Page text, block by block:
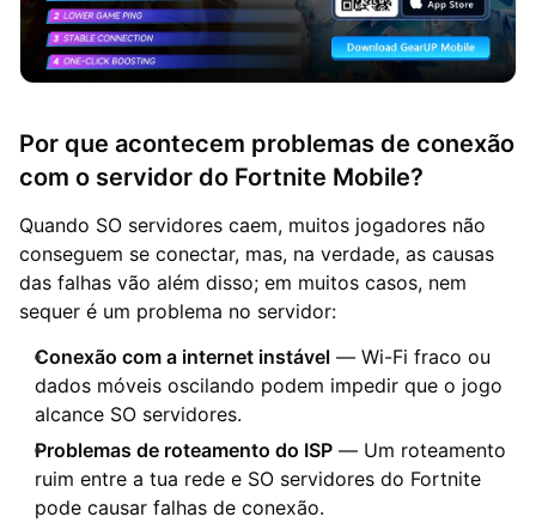
Por que acontecem problemas de conexão
com o servidor do Fortnite Mobile?
Quando SO servidores caem, muitos jogadores não
conseguem se conectar, mas, na verdade, as causas
das falhas vão além disso; em muitos casos, nem
sequer é um problema no servidor:
Conexão com a internet instável — Wi-Fi fraco ou
dados móveis oscilando podem impedir que o jogo
alcance SO servidores.
Problemas de roteamento do ISP — Um roteamento
ruim entre a tua rede e SO servidores do Fortnite
pode causar falhas de conexão.